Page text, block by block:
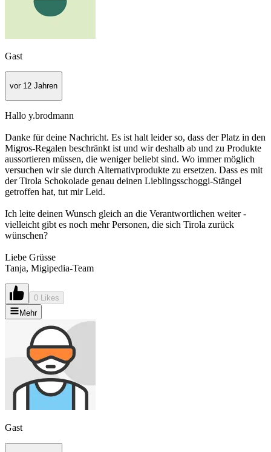
Gast
vor 12 Jahren
Hallo y.brodmann
Danke für deine Nachricht. Es ist halt leider so, dass der Platz in den
Migros-Regalen beschränkt ist und wir deshalb ab und zu Produkte
aussortieren müssen, die weniger beliebt sind. Wo immer möglich
versuchen wir sie durch Alternativprodukte zu ersetzen. Dass es mit
der Tirola Schokolade genau deinen Lieblingsschoggi-Stängel
getroffen hat, tut mir Leid.
Ich leite deinen Wunsch gleich an die Verantwortlichen weiter -
vielleicht gibt es noch mehr Personen, die sich Tirola zurück
wünschen?
Liebe Grüsse
Tanja, Migipedia-Team
0 Likes
Mehr
Gast